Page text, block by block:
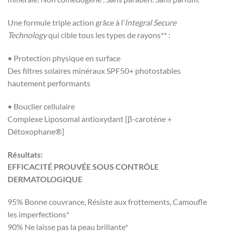
Une formule triple action grâce à l’Integral Secure
Technologyqui cible tous les types de rayons** :
• Protection physique en surface
Des filtres solaires minéraux SPF50+ photostables
hautement performants
• Bouclier cellulaire
Complexe Liposomal antioxydant [β-carotène +
Détoxophane®]
Résultats:
EFFICACITÉ PROUVÉE SOUS CONTRÔLE
DERMATOLOGIQUE
95% Bonne couvrance, Résiste aux frottements, Camoufle
les imperfections*
90% Ne laisse pas la peau brillante*